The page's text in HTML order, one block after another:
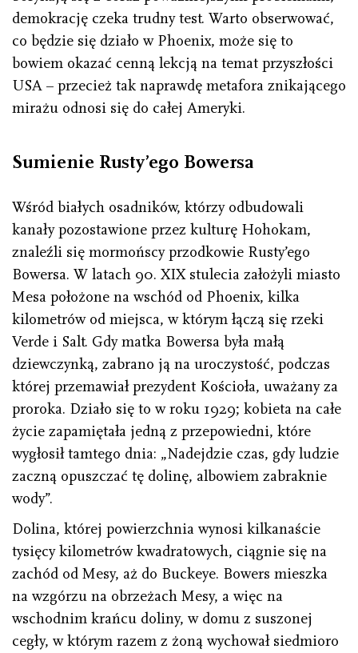
demokrację czeka trudny test. Warto obserwować,
co będzie się działo w Phoenix, może się to
bowiem okazać cenną lekcją na temat przyszłości
USA – przecież tak naprawdę metafora znikającego
mirażu odnosi się do całej Ameryki.
Sumienie Rusty’ego Bowersa
Wśród białych osadników, którzy odbudowali
kanały pozostawione przez kulturę Hohokam,
znaleźli się mormońscy przodkowie Rusty’ego
Bowersa. W latach 90. XIX stulecia założyli miasto
Mesa położone na wschód od Phoe­nix, kilka
kilometrów od miejsca, w którym łączą się rzeki
Verde i Salt. Gdy matka Bowersa była małą
dziewczynką, zabrano ją na uroczystość, podczas
której przemawiał prezydent Kościoła, uważany za
proroka. Działo się to w roku 1929; kobieta na całe
życie zapamiętała jedną z przepowiedni, które
wygłosił tamtego dnia: „Nadejdzie czas, gdy ludzie
zaczną opuszczać tę dolinę, albowiem zabraknie
wody”.
Dolina, której powierzchnia wynosi kilkanaście
tysięcy kilometrów kwadratowych, ciągnie się na
zachód od Mesy, aż do Buck­eye. Bowers mieszka
na wzgórzu na obrzeżach Mesy, a więc na
wschodnim krańcu doliny, w domu z suszonej
cegły, w którym razem z żoną wychował siedmioro